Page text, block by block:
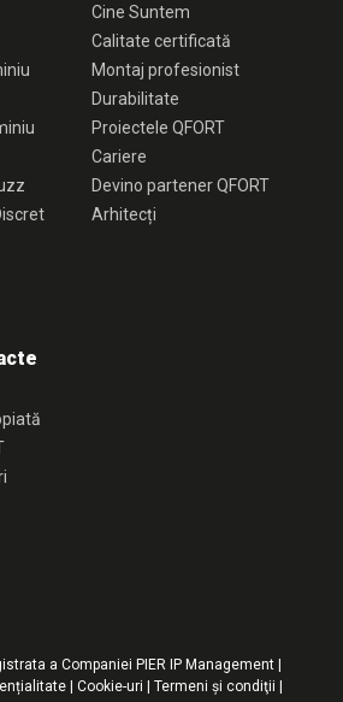
Cine Suntem
Calitate certificată
Montaj profesionist
Durabilitate
Proiectele QFORT
Cariere
Devino partener QFORT
Arhitecți
a Companiei PIER IP Management |
|Cookie-uri |Termeni şi condiţii |